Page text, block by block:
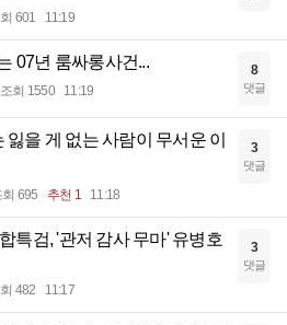
601 11:19
07년 룸싸롱사건...
조회 1550 11:19
8
댓글
잃을 게 없는 사람이 무서운 이
회 695 추천 1 11:18
3
댓글
특검, '관저 감사 무마' 유병호
482 11:17
3
댓글